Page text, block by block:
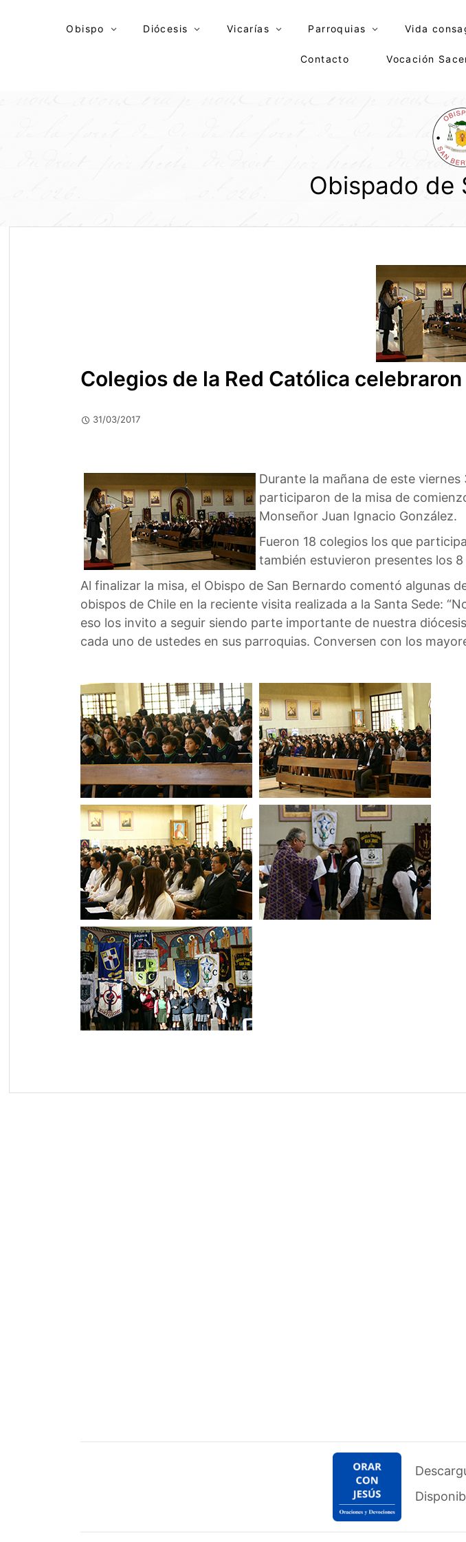
Obispo Diócesis Vicarías Parroquias Vida
Contacto Vocación
Obispado de
Colegios de la Red Católica
31/03/2017
Durante la mañana de este
participaron de la misa de
Monseñor Juan Ignacio González.
Fueron 18 colegios los que
también estuvieron presentes los
Al finalizar la misa, el Obispo de San Bernardo comentó algunas
obispos de Chile en la reciente visita realizada a la Santa Sede:
eso los invito a seguir siendo parte importante de nuestra
cada uno de ustedes en sus parroquias. Conversen con los